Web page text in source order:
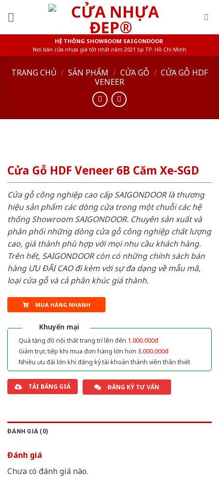
HỆ THỐNG SHOWROOM SAIGONDOOR
Nơi bán cửa nhựa giá tốt nhất năm 2021 tại TP. Hồ Chí Minh
TRANG CHỦ / SẢN PHẨM / CỬA GỖ / CỬA GỖ HDF
VENEER
Cửa Gỗ HDF Veneer 6B Căm Xe-SGD
Cửa gỗ công nghiệp cao cấp SAIGONDOOR là thương
hiệu sản phẩm các dòng cửa trong một chuỗi các hệ
thống Showroom SAIGONDOOR. Chuyên sản xuất và
phân phối những dòng cửa gỗ công nghiệp chất lượng
cao, giá thành phù hợp với mọi nhu cầu khách hàng.
Trên hết, SAIGONDOOR còn có những chính sách bán
hàng ƯU ĐÃI CAO đi kèm với sự đa dạng về mẫu mã,
loại cửa gỗ và cả phân khúc giá thành.
MUA HÀNG NHANH
Khuyến mại
Quà tặng đồ nội thất trang trí lên đến 1.000.000đ
Giảm trực tiếp khi mua đơn hàng lớn hơn 3.000.000đ
Nhiều ưu đãi lớn khi đăng ký tài khoản thành viên thân thiết
TẢI BẢNG GIÁ ĐĂNG KÝ TƯ VẤN
ĐÁNH GIÁ (0)
Đánh giá
Chưa có đánh giá nào.